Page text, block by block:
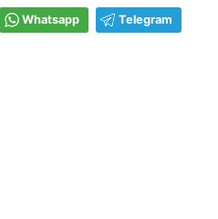
Whatsapp Telegram